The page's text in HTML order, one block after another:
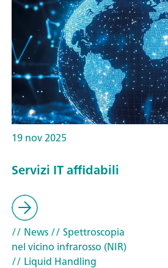
19 nov 2025
Servizi IT affidabili
// News// Spettroscopia
nel vicino infrarosso (NIR)
// Liquid Handling